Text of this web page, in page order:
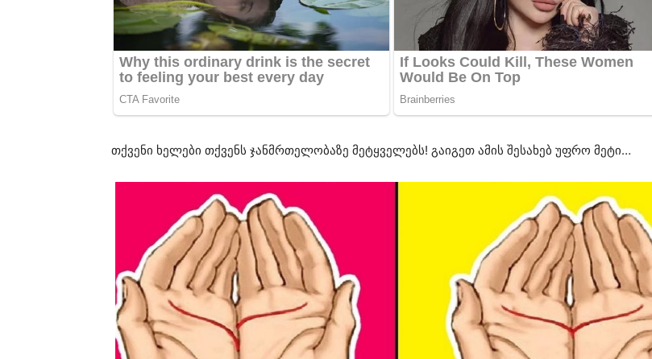
თქვენი ხელები თქვენს ჯანმრთელობაზე მეტყველებს! გაიგეთ ამის შესახებ უფრო მეტი…